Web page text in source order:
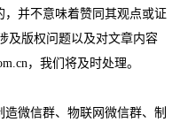
并不意味着赞同其观点或证
及版权问题以及对文章内容
，我们将及时处理。
微信群、物联网微信群、制